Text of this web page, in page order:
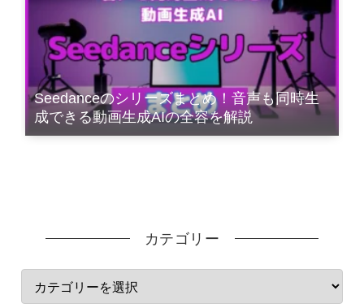
Seedanceのシリーズまとめ！音声も同時生
成できる動画生成AIの全容を解説
カテゴリー